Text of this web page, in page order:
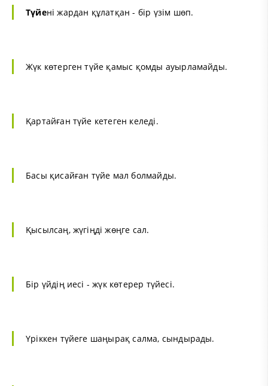
Түйені жардан құлатқан - бір үзім шөп.
Жүк көтерген түйе қамыс қомды ауырламайды.
Қартайған түйе кетеген келеді.
Басы қисайған түйе мал болмайды.
Қысылсаң, жүгіңді жөңге сал.
Бір үйдің иесі - жүк көтерер түйесі.
Үріккен түйеге шаңырақ салма, сындырады.